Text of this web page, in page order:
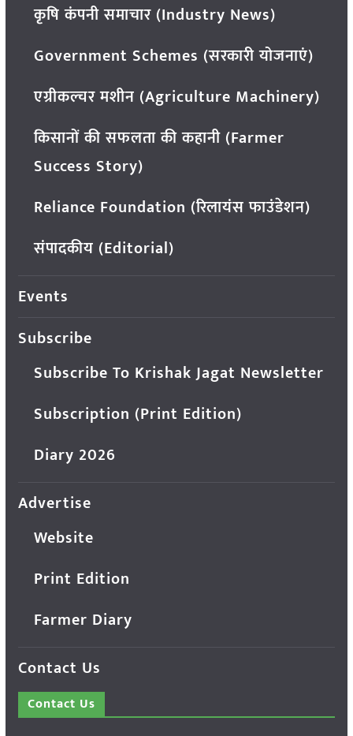
कृषि कंपनी समाचार (Industry News)
Government Schemes (सरकारी योजनाएं)
एग्रीकल्चर मशीन (Agriculture Machinery)
किसानों की सफलता की कहानी (Farmer
Success Story)
Reliance Foundation (रिलायंस फाउंडेशन)
संपादकीय (Editorial)
Events
Subscribe
Subscribe To Krishak Jagat Newsletter
Subscription (Print Edition)
Diary 2026
Advertise
Website
Print Edition
Farmer Diary
Contact Us
Contact Us